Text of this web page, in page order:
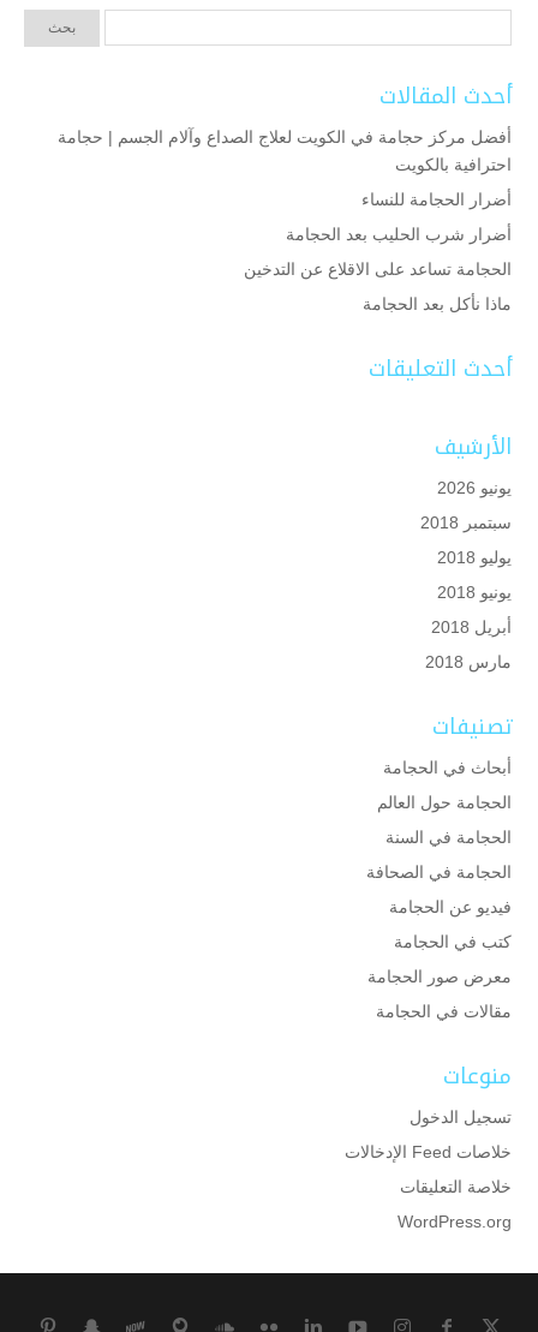
أحدث المقالات
أفضل مركز حجامة في الكويت لعلاج الصداع وآلام الجسم | حجامة
احترافية بالكويت
أضرار الحجامة للنساء
أضرار شرب الحليب بعد الحجامة
الحجامة تساعد على الاقلاع عن التدخين
ماذا نأكل بعد الحجامة
أحدث التعليقات
الأرشيف
يونيو 2026
سبتمبر 2018
يوليو 2018
يونيو 2018
أبريل 2018
مارس 2018
تصنيفات
أبحاث في الحجامة
الحجامة حول العالم
الحجامة في السنة
الحجامة في الصحافة
فيديو عن الحجامة
كتب في الحجامة
معرض صور الحجامة
مقالات في الحجامة
منوعات
تسجيل الدخول
خلاصات Feed الإدخالات
خلاصة التعليقات
WordPress.org